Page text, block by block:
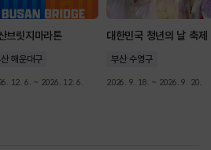
브릿지마라톤
해운대구
12. 6. ~ 2026. 12. 6.
대한민국 청년의 날 축제
부산 수영구
2026. 9. 18. ~ 2026. 9. 20.